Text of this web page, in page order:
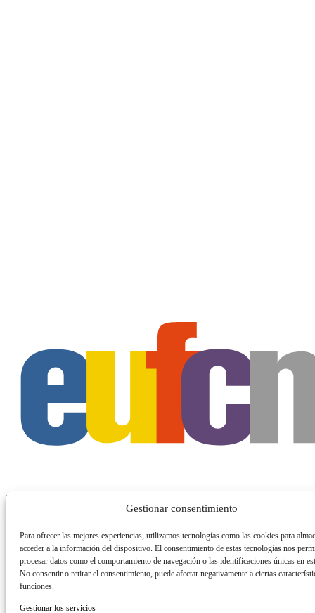
Gestionar consentimiento
Para ofrecer las mejores experiencias, utilizamos tecnologías como las cookies para
acceder a la información del dispositivo. El consentimiento de estas tecnologías nos
procesar datos como el comportamiento de navegación o las identificaciones únicas en
No consentir o retirar el consentimiento, puede afectar negativamente a ciertas
funciones.
Gestionar los servicios
Email